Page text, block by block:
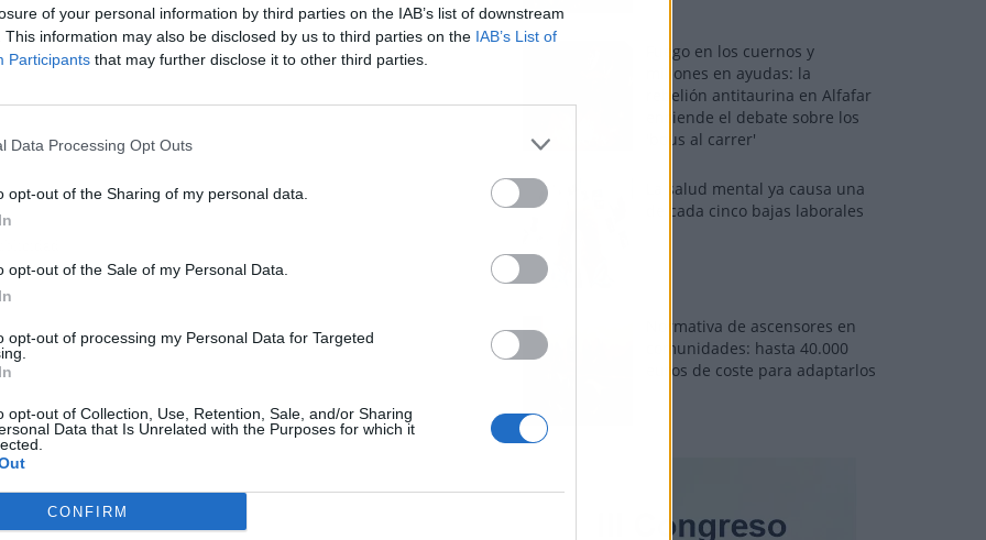
of your personal information by third parties on the IAB’s list of downstream
This information may also be disclosed by us to third parties on the IAB’s List of
Participants that may further disclose it to other third parties.
Data Processing Opt Outs
opt-out of the Sharing of my personal data.
opt-out of the Sale of my Personal Data.
opt-out of processing my Personal Data for Targeted
opt-out of Collection, Use, Retention, Sale, and/or Sharing
Data that Is Unrelated with the Purposes for which it
CONFIRM
Fuego en los cuernos y
millones en ayudas: la
rebelión antitaurina en Alfafar
enciende el debate sobre los
'bous al carrer'
La salud mental ya causa una
de cada cinco bajas laborales
Normativa de ascensores en
comunidades: hasta 40.000
euros de coste para adaptarlos